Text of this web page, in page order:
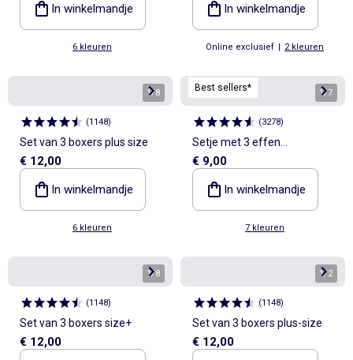
In winkelmandje
6 kleuren
In winkelmandje
Online exclusief | 2 kleuren
1/8
(1148)
Set van 3 boxers plus size
€ 12,00
In winkelmandje
6 kleuren
Best sellers* 1/7
(3278)
Setje met 3 effen
boxershorts
€ 9,00
In winkelmandje
7 kleuren
1/8
(1148)
Set van 3 boxers size+
€ 12,00
1/2
(1148)
Set van 3 boxers plus-size
€ 12,00